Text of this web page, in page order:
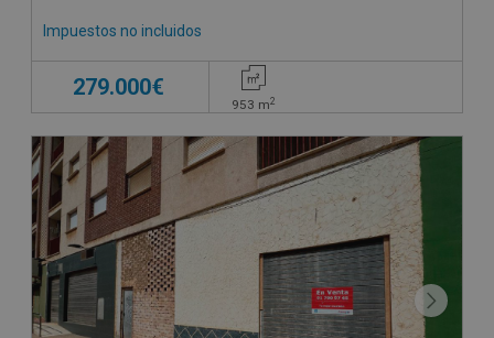
Impuestos no incluidos
279.000€
953 m2
SUJETO A IVA